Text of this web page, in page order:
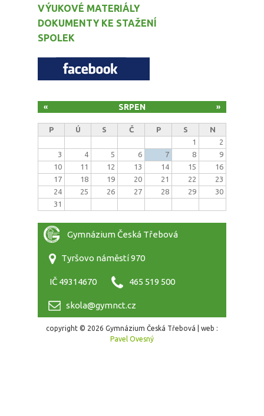
VÝUKOVÉ MATERIÁLY
DOKUMENTY KE STAŽENÍ
SPOLEK
SRPEN
« »
P Ú S Č P S
N
1
2
3
4 5 6 7 8
9
10
11 12 13 14 15
16
17
18 19 20 21 22
23
24
25 26 27 28 29
30
31
Gymnázium Česká Třebová
Tyršovo náměstí 970
IČ 49314670 465 519 500
skola@gymnct.cz
copyright © 2026 Gymnázium Česká Třebová | web :
Pavel Ovesný